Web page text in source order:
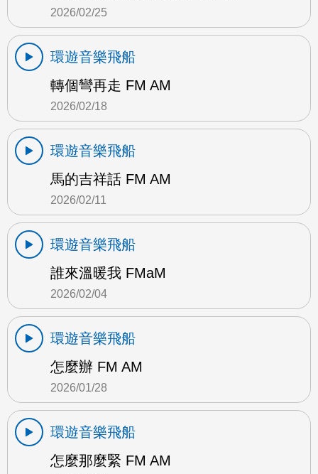
2026/02/25
環遊音樂飛船
轉個彎再走 FM AM
2026/02/18
環遊音樂飛船
馬的吉祥話 FM AM
2026/02/11
環遊音樂飛船
誰來溫暖我 FMaM
2026/02/04
環遊音樂飛船
怎麼辦 FM AM
2026/01/28
環遊音樂飛船
怎麼那麼緊 FM AM